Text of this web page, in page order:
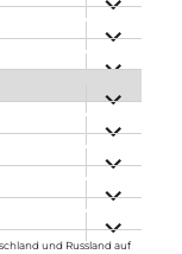
anzeigen
anzeigen
anzeigen
anzeigen
anzeigen
anzeigen
anzeigen
und Russland auf